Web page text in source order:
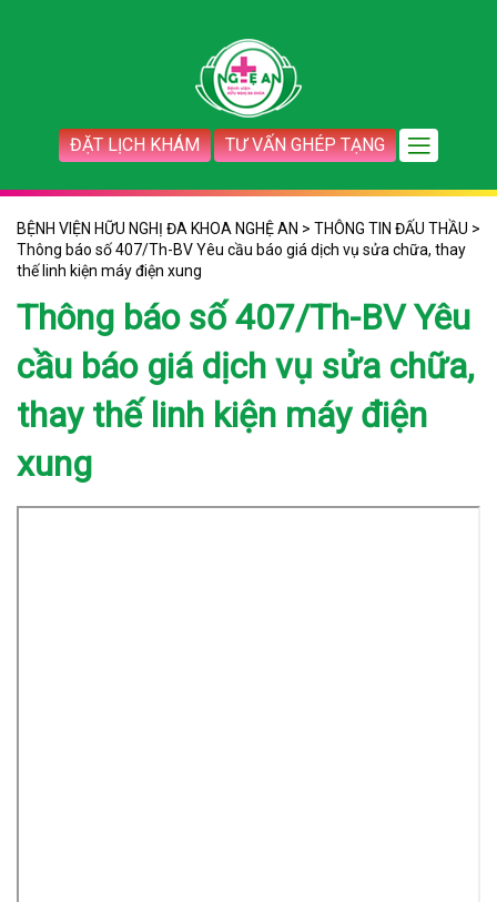
ĐẶT LỊCH KHÁM TƯ VẤN GHÉP TẠNG
BỆNH VIỆN HỮU NGHỊ ĐA KHOA NGHỆ AN > THÔNG TIN ĐẤU THẦU >
Thông báo số 407/Th-BV Yêu cầu báo giá dịch vụ sửa chữa, thay
thế linh kiện máy điện xung
Thông báo số 407/Th-BV Yêu
cầu báo giá dịch vụ sửa chữa,
thay thế linh kiện máy điện
xung